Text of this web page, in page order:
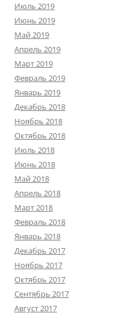
Июль 2019
Июнь 2019
Май 2019
Апрель 2019
Март 2019
Февраль 2019
Январь 2019
Декабрь 2018
Ноябрь 2018
Октябрь 2018
Июль 2018
Июнь 2018
Май 2018
Апрель 2018
Март 2018
Февраль 2018
Январь 2018
Декабрь 2017
Ноябрь 2017
Октябрь 2017
Сентябрь 2017
Август 2017